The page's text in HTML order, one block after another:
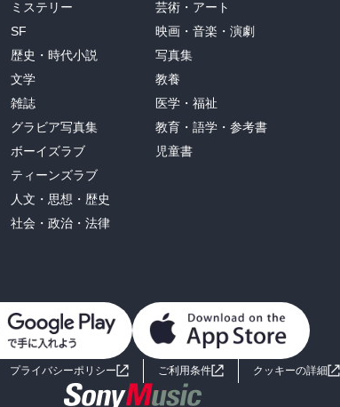
ミステリー
SF
歴史・時代小説
文学
雑誌
グラビア写真集
ボーイズラブ
ティーンズラブ
人文・思想・歴史
社会・政治・法律
芸術・アート
映画・音楽・演劇
写真集
教養
医学・福祉
教育・語学・参考書
児童書
プライバシーポリシー ご利用条件 クッキーの詳細